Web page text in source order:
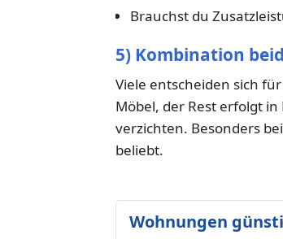
Brauchst du
5) Kombination
Viele entscheiden sich
Möbel, der Rest erfolgt
verzichten. Besonders
beliebt.
Wohnungen